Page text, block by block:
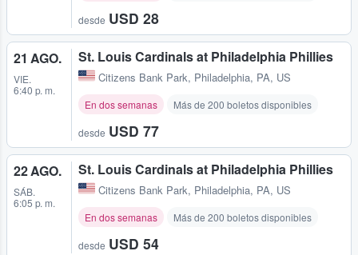
desde USD 28
21 AGO.
VIE.
6:40 p. m.
St. Louis Cardinals at Philadelphia Phillies
Citizens Bank Park, Philadelphia, PA, US
En dos semanas Más de 200 boletos disponibles
desde USD 77
22 AGO.
SÁB.
6:05 p. m.
St. Louis Cardinals at Philadelphia Phillies
Citizens Bank Park, Philadelphia, PA, US
En dos semanas Más de 200 boletos disponibles
desde USD 54